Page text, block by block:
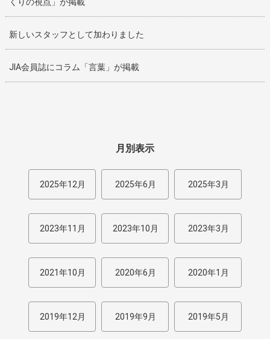
新しいスタッフとして加わりました
JIA会員誌にコラム「言葉」が掲載
月別表示
2025年12月 2025年6月 2025年3月
2023年11月 2023年10月 2023年3月
2021年10月 2020年6月 2020年1月
2019年12月 2019年9月 2019年5月